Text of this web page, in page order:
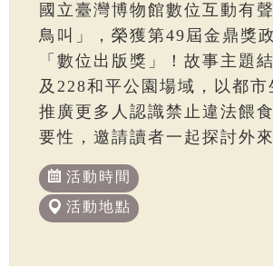
國立臺灣博物館數位互動有
鳥叫」，榮獲第49屆金鼎獎
「數位出版獎」！故事主題
及228和平公園場域，以都市
推廣更多人認識禁止違法餵
要性，邀請讀者一起探討外
活動時間
活動地點